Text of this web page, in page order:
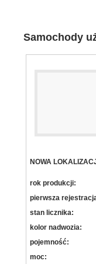
Samochody
NOWA
rok produkcji:
pierwsza
stan licznika:
kolor nadwozia:
pojemność:
moc: